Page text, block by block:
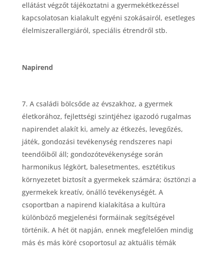
ellátást végzőt tájékoztatni a gyermekétkezéssel
kapcsolatosan kialakult egyéni szokásairól, esetleges
élelmiszerallergiáról, speciális étrendről stb.
Napirend
A családi bölcsőde az évszakhoz, a gyermek
életkorához, fejlettségi szintjéhez igazodó rugalmas
napirendet alakít ki, amely az étkezés, levegőzés,
játék, gondozási tevékenység rendszeres napi
teendőiből áll; gondozótevékenysége során
harmonikus légkört, balesetmentes, esztétikus
környezetet biztosít a gyermekek számára; ösztönzi a
gyermekek kreatív, önálló tevékenységét. A
csoportban a napirend kialakítása a kultúra
különböző megjelenési formáinak segítségével
történik. A hét öt napján, ennek megfelelően mindig
más és más köré csoportosul az aktuális témák